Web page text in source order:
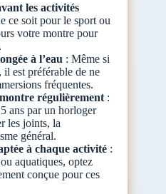
les activités
ce soit pour le sport ou
votre montre pour
à l’eau : Même si
il est préférable de ne
fréquentes.
régulièrement :
ans par un horloger
les joints, la
général.
à chaque activité :
aquatiques, optez
conçue pour ces